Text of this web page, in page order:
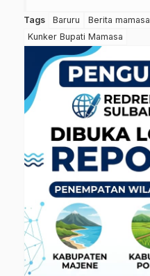
Tags Baruru Berita mamasa
Kunker Bupati Mamasa